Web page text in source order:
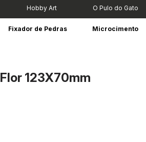
Hobby Art O Pulo do Gato
Fixador de Pedras Microcimento
123X70mm